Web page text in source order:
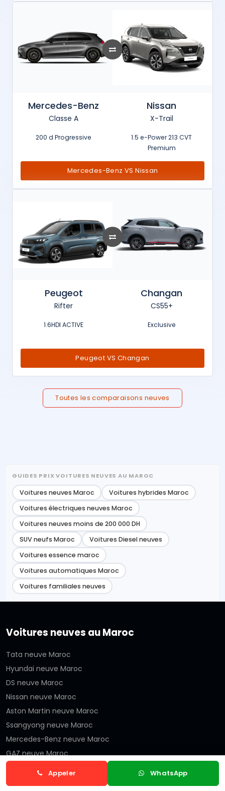
Mercedes-Benz
Classe A
200 d Progressive
Nissan
X-Trail
1.5 e-Power 213 CVT
Premium
Mercedes-Benz VS Nissan
Peugeot
Rifter
1.6HDI ACTIVE
Changan
CS55+
Exclusive
Peugeot VS Changan
Toutes les comparaisons neuves
Appeler WhatsApp
GUIDES PRIX VOITURES NEUVES AU MAROC
Voitures neuves Maroc
Voitures hybrides Maroc
Voitures électriques neuves Maroc
Voitures neuves moins de 200 000 DH
SUV neufs Maroc
Voitures Diesel neuves
Voitures essence maroc
Voitures automatiques Maroc
Voitures familiales neuves
Voitures neuves au Maroc
Tata neuve Maroc
Hyundai neuve Maroc
DS neuve Maroc
Nissan neuve Maroc
Aston Martin neuve Maroc
Ssangyong neuve Maroc
Mercedes-Benz neuve Maroc
GAZ neuve Maroc
DEEPAL neuve Maroc